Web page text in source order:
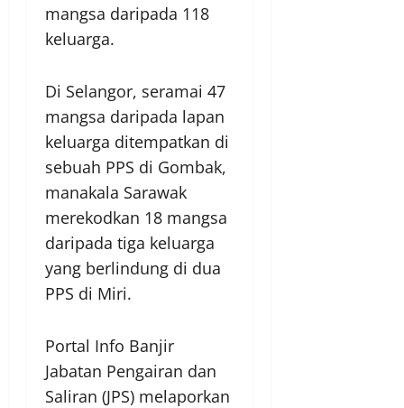
mangsa daripada 118
keluarga.
Di Selangor, seramai 47
mangsa daripada lapan
keluarga ditempatkan di
sebuah PPS di Gombak,
manakala Sarawak
merekodkan 18 mangsa
daripada tiga keluarga
yang berlindung di dua
PPS di Miri.
Portal Info Banjir
Jabatan Pengairan dan
Saliran (JPS) melaporkan